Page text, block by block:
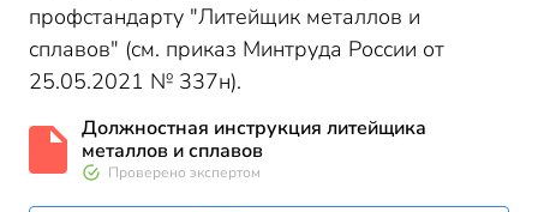
профстандарту "Литейщик металлов и
сплавов" (см. приказ Минтруда России от
25.05.2021 № 337н).
Должностная инструкция литейщика
металлов и сплавов
Проверено экспертом